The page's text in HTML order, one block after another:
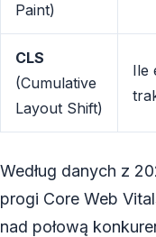
Paint)
CLS
(Cumulative
Layout Shift)
Ile
Według danych z
progi Core Web
nad połową